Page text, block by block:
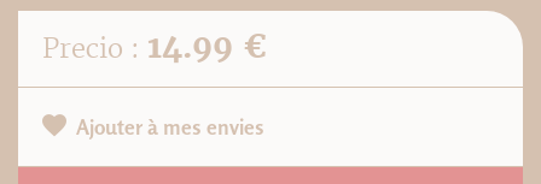
Precio : 14.99 €
Ajouter à mes envies